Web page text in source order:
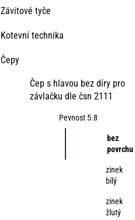
Závitové tyče
Kotevní technika
Čepy
Čep s hlavou bez díry pro
závlačku dle čsn 2111
Pevnost 5.8
bez
povrchu
zinek
bílý
zinek
žlutý